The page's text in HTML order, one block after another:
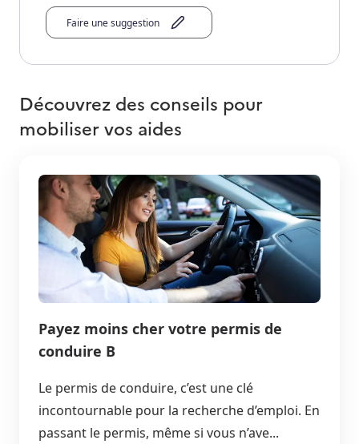
Faire une suggestion
Découvrez des conseils pour
mobiliser vos aides
Payez moins cher votre permis de
conduire B
Le permis de conduire, c’est une clé
incontournable pour la recherche d’emploi. En
passant le permis, même si vous n’ave...